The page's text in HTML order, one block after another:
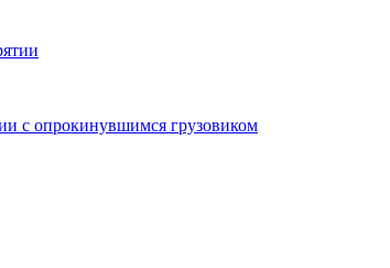
с опрокинувшимся грузовиком